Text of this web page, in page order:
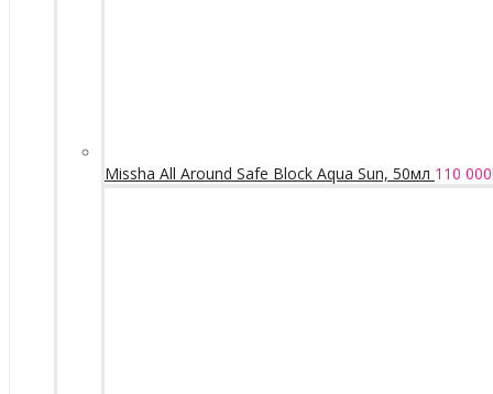
Missha All Around Safe Block Aqua Sun, 50мл 110 000